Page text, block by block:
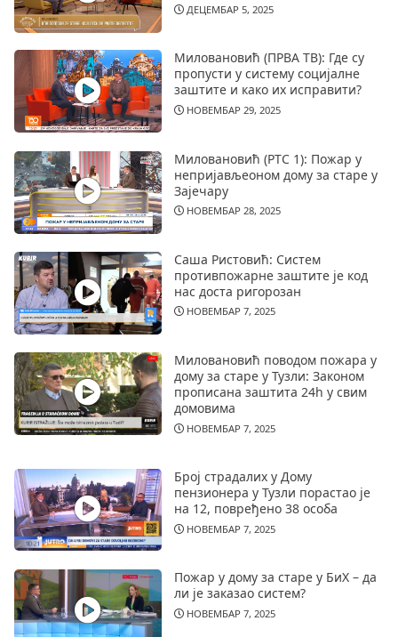
ДЕЦЕМБАР 5, 2025
Миловановић (ПРВА ТВ): Где су
пропусти у систему социјалне
заштите и како их исправити?
НОВЕМБАР 29, 2025
Миловановић (РТС 1): Пожар у
непријављеоном дому за старе у
Зајечару
НОВЕМБАР 28, 2025
Саша Ристовић: Систем
противпожарне заштите је код
нас доста ригорозан
НОВЕМБАР 7, 2025
Миловановић поводом пожара у
дому за старе у Тузли: Законом
прописана заштита 24h у свим
домовима
НОВЕМБАР 7, 2025
Број страдалих у Дому
пензионера у Тузли порастао је
на 12, повређено 38 особа
НОВЕМБАР 7, 2025
Пожар у дому за старе у БиХ – да
ли је заказао систем?
НОВЕМБАР 7, 2025